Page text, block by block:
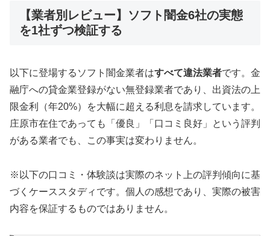
【業者別レビュー】ソフト闇金6社の実態
を1社ずつ検証する
以下に登場するソフト闇金業者はすべて違法業者です。金
融庁への貸金業登録がない無登録業者であり、出資法の上
限金利（年20%）を大幅に超える利息を請求しています。
庄原市在住であっても「優良」「口コミ良好」という評判
がある業者でも、この事実は変わりません。
※以下の口コミ・体験談は実際のネット上の評判傾向に基
づくケーススタディです。個人の感想であり、実際の被害
内容を保証するものではありません。